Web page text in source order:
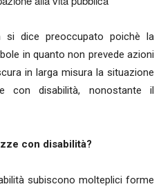
si dice preoccupato poichè la
in quanto non prevede azioni
in larga misura la situazione
con disabilità, nonostante il
con disabilità?
subiscono molteplici forme